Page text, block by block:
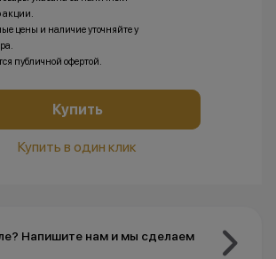
акции.
цены и наличие уточняйте у
публичной офертой.
Купить
Купить в один клик
Напишите нам и мы сделаем